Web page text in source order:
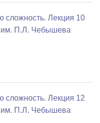
сложность. Лекция 10
им. П.Л. Чебышева
сложность. Лекция 12
им. П.Л. Чебышева